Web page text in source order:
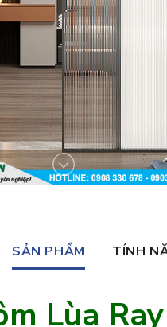
SẢN PHẨM TÍNH
Lùa